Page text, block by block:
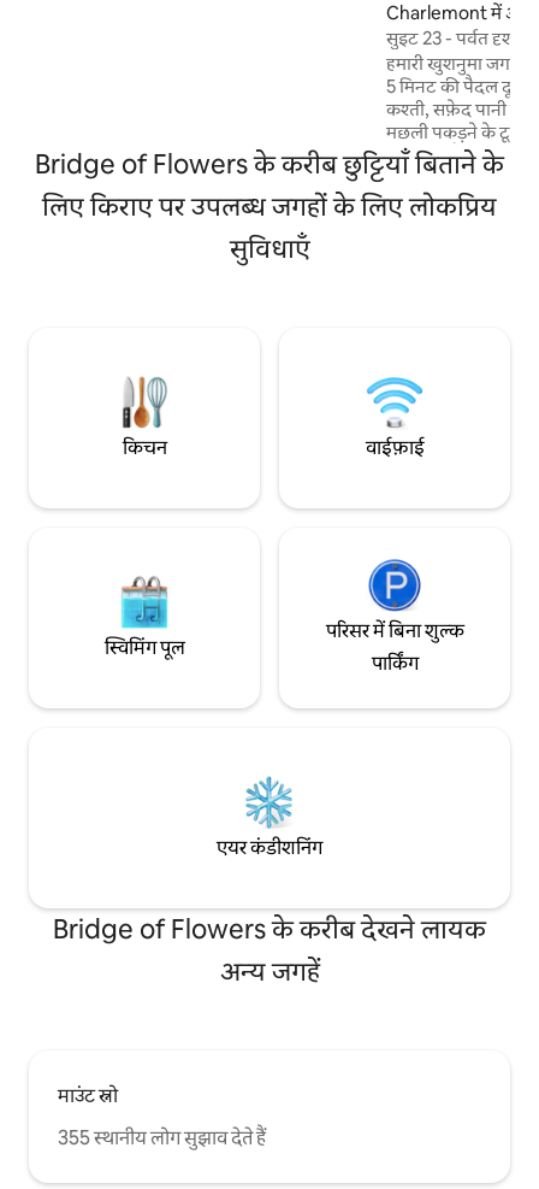
Charlemont में
सुइट 23 - पर्वत दृश्य
हमारी खुशनुमा जगह
5 मिनट की पैदल दूरी पर है।
कश्ती, सफ़ेद पानी की
मछली पकड़ने के टूर के
मिनट की पैदल दूरी
दूरी पर और टयूबिंग के लिए
वेन्यू तक जाने के लिए 5
पकाने की सभी ज़रूरी
Bridge of Flowers के करीब छुट्टियाँ बिताने के
लिए किराए पर उपलब्ध जगहों के लिए लोकप्रिय
सुविधाएँ
किचन वाईफ़ाई
स्विमिंग पूल
परिसर में बिना शुल्क
पार्किंग
एयर कंडीशनिंग
Bridge of Flowers के करीब देखने लायक
अन्य जगहें
माउंट स्नो
355 स्थानीय लोग सुझाव देते हैं